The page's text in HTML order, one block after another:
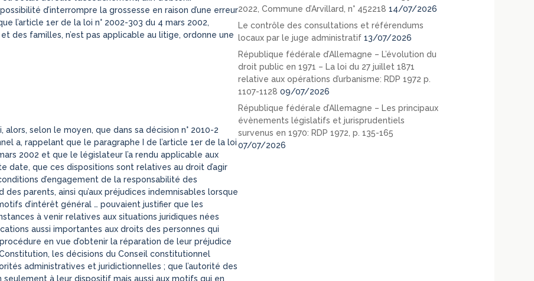
d’interrompre la grossesse en raison d’une erreur
l’article 1er de la loi n° 2002-303 du 4 mars 2002,
des familles, n’est pas applicable au litige, ordonne une
selon le moyen, que dans sa décision n° 2010-2
a, rappelant que le paragraphe I de l’article 1er de la loi
2002 et que le législateur l’a rendu applicable aux
date, que ces dispositions sont relatives au droit d’agir
d’engagement de la responsabilité des
parents, ainsi qu’aux préjudices indemnisables lorsque
d’intérêt général … pouvaient justifier que les
à venir relatives aux situations juridiques nées
aussi importantes aux droits des personnes qui
en vue d’obtenir la réparation de leur préjudice
les décisions du Conseil constitutionnel
administratives et juridictionnelles ; que l’autorité des
à leur dispositif mais aussi aux motifs qui en
2022, Commune d’Arvillard, n° 452218 14/07/2026
Le contrôle des consultations et référendums
locaux par le juge administratif 13/07/2026
République fédérale d’Allemagne – L’évolution du
droit public en 1971 – La loi du 27 juillet 1871
relative aux opérations d’urbanisme: RDP 1972 p.
1107-1128 09/07/2026
République fédérale d’Allemagne – Les principaux
évènements législatifs et jurisprudentiels
survenus en 1970: RDP 1972, p. 135-165
07/07/2026